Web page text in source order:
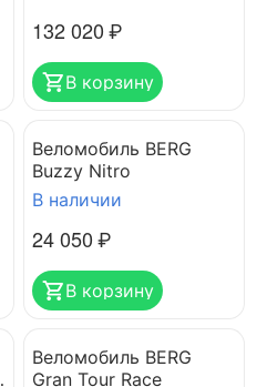
132 020₽
В корзину
Веломобиль BERG
Buzzy Nitro
В наличии
24 050₽
В корзину
Веломобиль BERG
Gran Tour Race